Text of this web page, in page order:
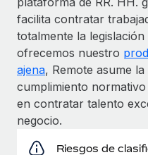
facilita contratar
totalmente la
ofrecemos nuestro
ajena, Remote asume
cumplimiento
en contratar talento
negocio.
Riesgos de